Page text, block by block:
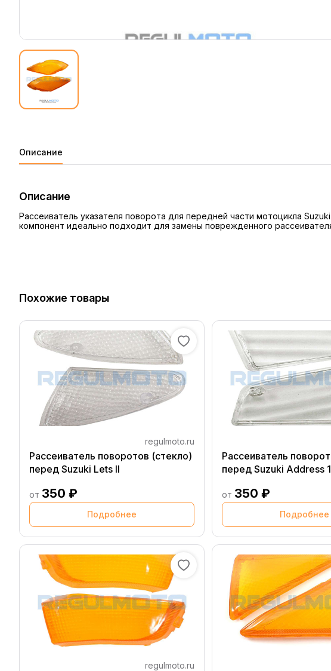
Описание
Описание
Рассеиватель указателя поворота для передней части мотоцикла
компонент идеально подходит для замены поврежденного
Похожие товары
regulmoto.ru
Рассеиватель поворотов (стекло)
перед Suzuki Lets II
от 350 ₽
Подробнее
Рассеиватель
перед Suzuki Address
от 350 ₽
Подробнее
regulmoto.ru